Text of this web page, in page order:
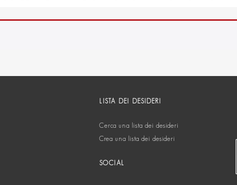
LISTA DEI DESIDERI
Cerca una lista dei desideri
Crea una lista dei desideri
SOCIAL